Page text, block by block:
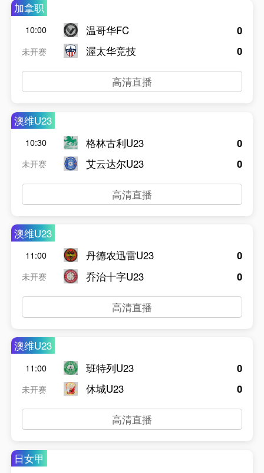
加拿职
10:00
未开赛
温哥华FC
渥太华竞技
0
0
高清直播
澳维U23
10:30
未开赛
格林古利U23
艾云达尔U23
0
0
高清直播
澳维U23
11:00
未开赛
丹德农迅雷U23
乔治十字U23
0
0
高清直播
澳维U23
11:00
未开赛
班特列U23
休城U23
0
0
高清直播
日女甲